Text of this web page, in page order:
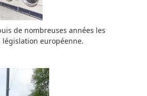
de nombreuses années les
européenne.